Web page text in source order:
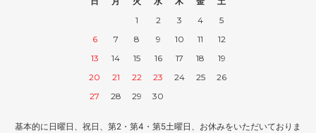
1
2 3 4
5
6
7 8 9 10 11
12
13
14 15 16 17 18
19
20
21 22 23 24 25
26
27
28 29 30
基本的に日曜日、祝日、第2・第4・第5土曜日、お休みをいただいておりま